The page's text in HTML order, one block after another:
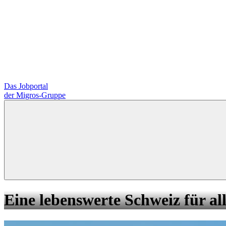
Das Jobportal
der Migros-Gruppe
Eine lebenswerte Schweiz für